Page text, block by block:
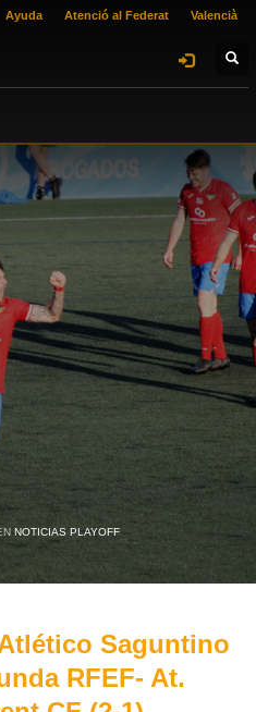
Ayuda Atenció al Federat Valencià
NOTICIAS PLAYOFF
Saguntino
RFEF- At.